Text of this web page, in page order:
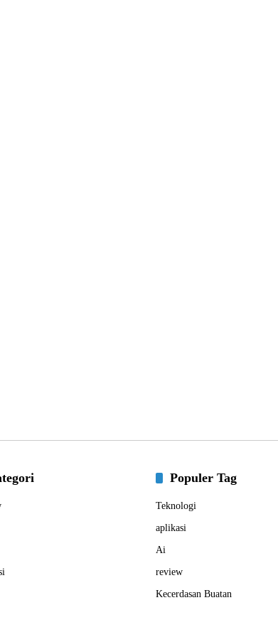
Populer Tag
Teknologi
aplikasi
Ai
review
Kecerdasan Buatan